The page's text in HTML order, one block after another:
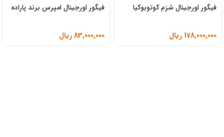
فیگور اورجینال شزم کوتوبوکیا
178,000,000 ریال
فیگور اورجینال امپرس برند پاراده
83,000,000ریال